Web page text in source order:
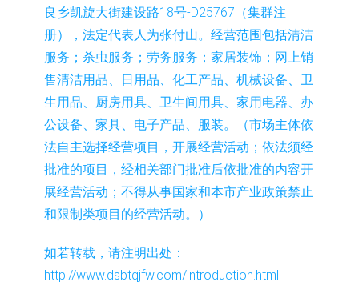
良乡凯旋大街建设路18号-D25767（集群注
册），法定代表人为张付山。经营范围包括清洁
服务；杀虫服务；劳务服务；家居装饰；网上销
售清洁用品、日用品、化工产品、机械设备、卫
生用品、厨房用具、卫生间用具、家用电器、办
公设备、家具、电子产品、服装。（市场主体依
法自主选择经营项目，开展经营活动；依法须经
批准的项目，经相关部门批准后依批准的内容开
展经营活动；不得从事国家和本市产业政策禁止
和限制类项目的经营活动。）
如若转载，请注明出处：
http://www.dsbtqjfw.com/introduction.html